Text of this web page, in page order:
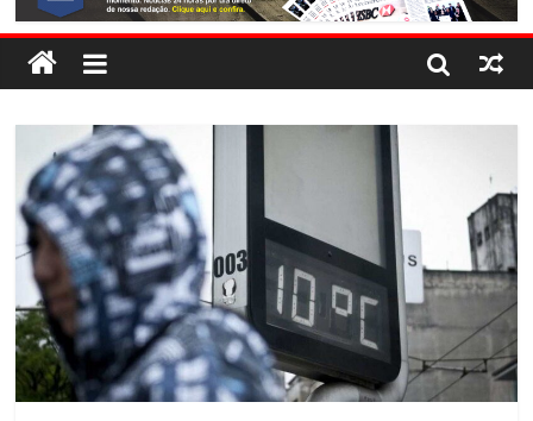
PELA FÁBRICA DA COCA-COLA!